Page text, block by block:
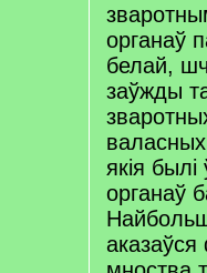
органаў
белай,
заўжды
якія
органаў